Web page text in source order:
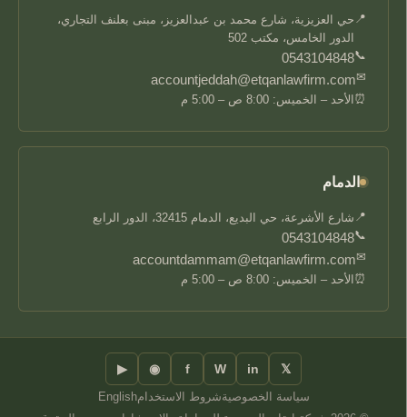
📍 حي العزيزية، شارع محمد بن عبدالعزيز، مبنى بعلنف التجاري،
الدور الخامس، مكتب 502
📞
0543104848
✉
accountjeddah@etqanlawfirm.com
⏰ الأحد – الخميس: 8:00 ص – 5:00 م
الدمام
📍 شارع الأشرعة، حي البديع، الدمام 32415، الدور الرابع
📞
0543104848
✉
accountdammam@etqanlawfirm.com
⏰ الأحد – الخميس: 8:00 ص – 5:00 م
𝕏
in
W
f
◉
▶
سياسة الخصوصيةشروط الاستخدامEnglish